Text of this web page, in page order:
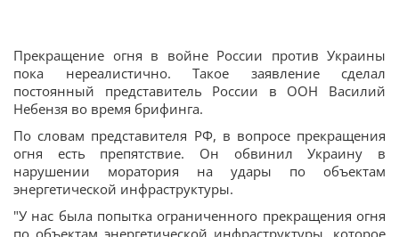
Прекращение огня в войне России против Украины
пока нереалистично. Такое заявление сделал
постоянный представитель России в ООН Василий
Небензя во время брифинга.
По словам представителя РФ, в вопросе прекращения
огня есть препятствие. Он обвинил Украину в
нарушении моратория на удары по объектам
энергетической инфраструктуры.
"У нас была попытка ограниченного прекращения огня
по объектам энергетической инфраструктуры, которое